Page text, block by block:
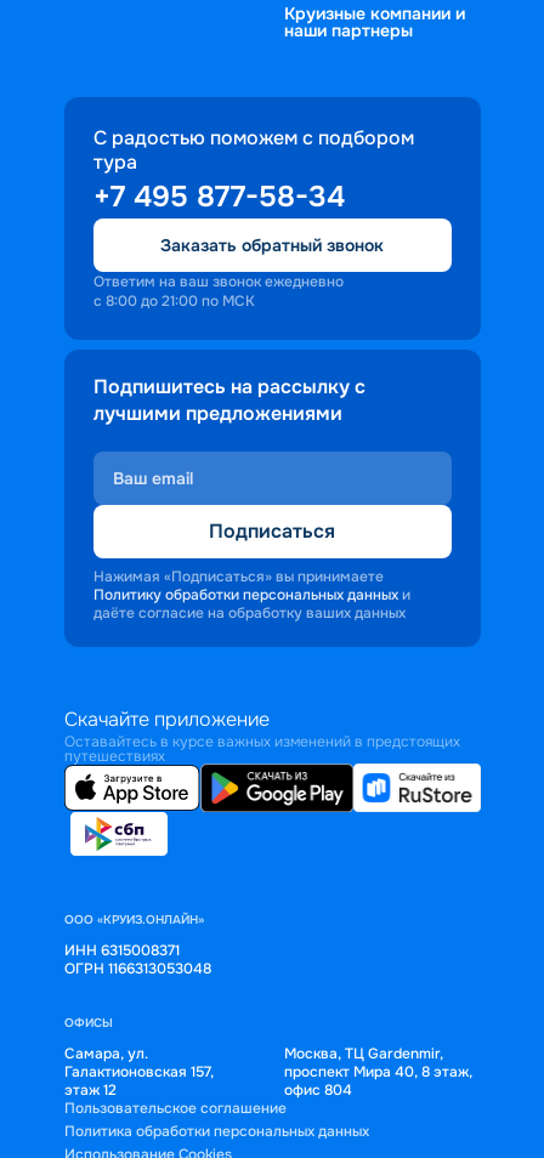
Круизные компании и
наши партнеры
С радостью поможем с подбором
тура
+7 495 877-58-34
Заказать обратный звонок
Ответим на ваш звонок ежедневно
с 8:00 до 21:00 по МСК
Подпишитесь на рассылку с
лучшими предложениями
Подписаться
Нажимая «Подписаться» вы принимаете
Политику обработки персональных данных и
даёте согласие на обработку ваших данных
Скачайте приложение
Оставайтесь в курсе важных изменений в предстоящих
путешествиях
ООО «КРУИЗ.ОНЛАЙН»
ИНН 6315008371
ОГРН 1166313053048
ОФИСЫ
Самара, ул.
Галактионовская 157,
этаж 12
Москва, ТЦ Gardenmir,
проспект Мира 40, 8 этаж,
офис 804
Пользовательское соглашение
Политика обработки персональных данных